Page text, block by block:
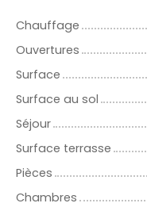
Chauffage
Ouvertures
Surface
Surface au sol
Séjour
Surface terrasse
Pièces
Chambres